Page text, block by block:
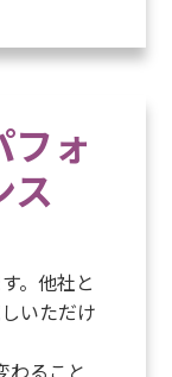
フォ
ス
。他社と
いただけ
わること